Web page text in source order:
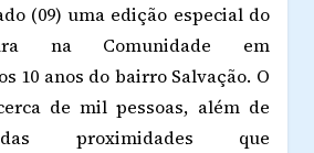
(09) uma edição especial do
na Comunidade em
10 anos do bairro Salvação. O
de mil pessoas, além de
proximidades que